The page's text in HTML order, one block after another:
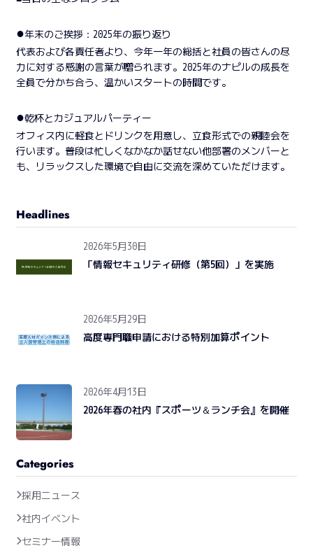
●年末のご挨拶：2025年の振り返り
代表および各責任者より、今年一年の総括と社員の皆さんの尽
力に対する感謝の言葉が贈られます。2025年のナピルの成長を
全員で分かち合う、温かいスタートの時間です。
●乾杯とカジュアルパーティー
オフィス内に軽食とドリンクを用意し、立食形式での親睦会を
行います。普段は忙しくなかなか話せない他部署のメンバーと
も、リラックスした環境で自由に交流を深めていただけます。
Headlines
2026年5月30日
「情報セキュリティ研修（第5回）」を実施
2026年5月29日
高度専門職申請における特別加算ポイント
2026年4月13日
2026年春の社内『スポーツ＆ランチ会』を開催
Categories
採用ニュース
社内イベント
セミナー情報